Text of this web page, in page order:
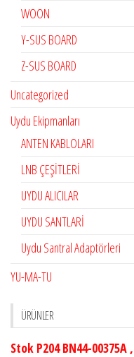
WOON
Y-SUS BOARD
Z-SUS BOARD
Uncategorized
Uydu Ekipmanları
ANTEN KABLOLARI
LNB ÇEŞİTLERİ
UYDU ALICILAR
UYDU SANTLARİ
Uydu Santral Adaptörleri
YU-MA-TU
ÜRÜNLER
Stok P204 BN44-00375A